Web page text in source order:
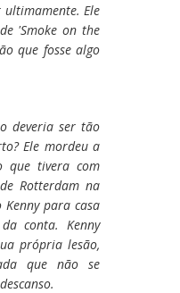
Ele
'Smoke on the
que fosse algo
deveria ser tão
Ele mordeu a
que tivera com
Rotterdam na
para casa
conta. Kenny
própria lesão,
que não se